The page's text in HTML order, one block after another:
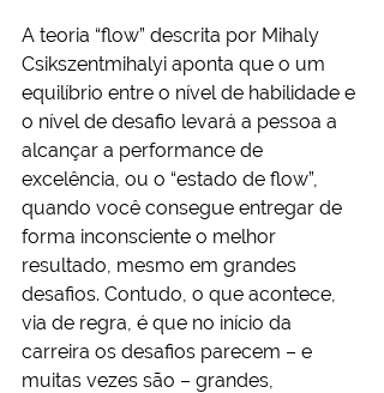
A teoria “flow” descrita por Mihaly
Csikszentmihalyi aponta que o um
equilíbrio entre o nível de habilidade e
o nível de desafio levará a pessoa a
alcançar a performance de
excelência, ou o “estado de flow”,
quando você consegue entregar de
forma inconsciente o melhor
resultado, mesmo em grandes
desafios. Contudo, o que acontece,
via de regra, é que no início da
carreira os desafios parecem – e
muitas vezes são – grandes,